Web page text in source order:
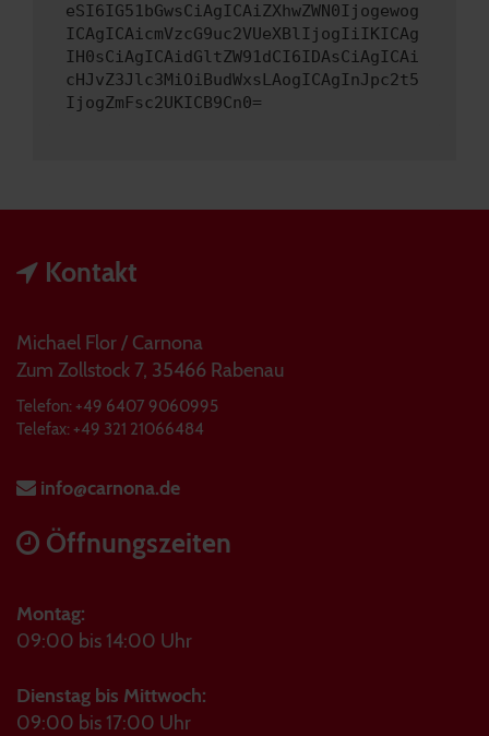
eSI6IG51bGwsCiAgICAiZXhwZWN0Ijogewog
ICAgICAicmVzcG9uc2VUeXBlIjogIiIKICAg
IH0sCiAgICAidGltZW91dCI6IDAsCiAgICAi
cHJvZ3Jlc3MiOiBudWxsLAogICAgInJpc2t5
IjogZmFsc2UKICB9Cn0=
Kontakt
Michael Flor / Carnona
Zum Zollstock 7, 35466 Rabenau
Telefon: +49 6407 9060995
Telefax: +49 321 21066484
info@carnona.de
Öffnungszeiten
Montag:
09:00 bis 14:00 Uhr
Dienstag bis Mittwoch:
09:00 bis 17:00 Uhr